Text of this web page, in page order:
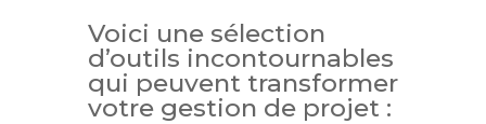
Voici une sélection
d’outils incontournables
qui peuvent transformer
votre gestion de projet :